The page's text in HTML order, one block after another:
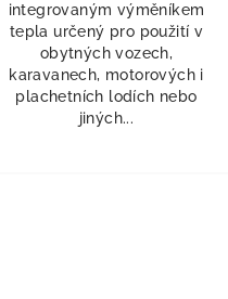
integrovaným výměníkem
tepla určený pro použití v
obytných vozech,
karavanech, motorových i
plachetních lodích nebo
jiných...